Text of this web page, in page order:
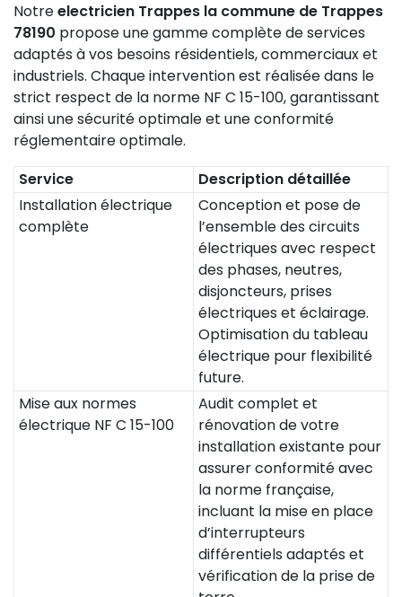
Notreelectricien Trappes la commune de Trappes
78190 propose une gamme complète de services
adaptés à vos besoins résidentiels, commerciaux et
industriels. Chaque intervention est réalisée dans le
strict respect de la norme NF C 15-100, garantissant
ainsi une sécurité optimale et une conformité
réglementaire optimale.
Service
Description détaillée
Installation électrique
complète
Conception et pose de
l’ensemble des circuits
électriques avec respect
des phases, neutres,
disjoncteurs, prises
électriques et éclairage.
Optimisation du tableau
électrique pour flexibilité
future.
Mise aux normes
électrique NF C 15-100
Audit complet et
rénovation de votre
installation existante pour
assurer conformité avec
la norme française,
incluant la mise en place
d’interrupteurs
différentiels adaptés et
vérification de la prise de